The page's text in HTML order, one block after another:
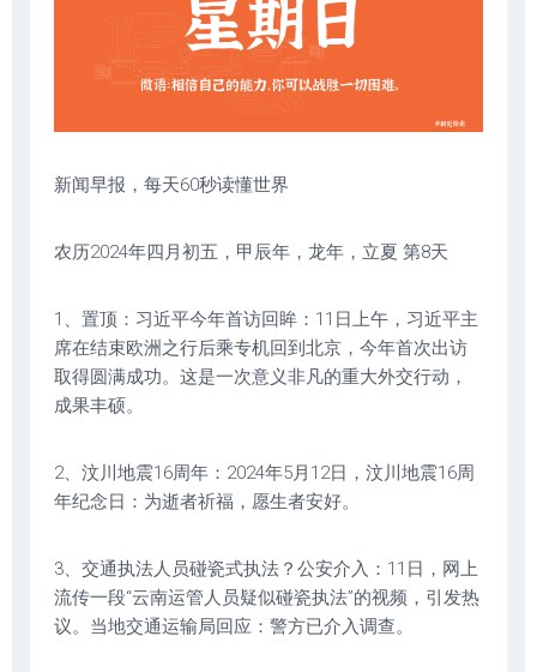
新闻早报，每天60秒读懂世界
农历2024年四月初五，甲辰年，龙年，立夏 第8天
1、置顶：习近平今年首访回眸：11日上午，习近平主
席在结束欧洲之行后乘专机回到北京，今年首次出访
取得圆满成功。这是一次意义非凡的重大外交行动，
成果丰硕。
2、汶川地震16周年：2024年5月12日，汶川地震16周
年纪念日：为逝者祈福，愿生者安好。
3、交通执法人员碰瓷式执法？公安介入：11日，网上
流传一段“云南运管人员疑似碰瓷执法”的视频，引发热
议。当地交通运输局回应：警方已介入调查。